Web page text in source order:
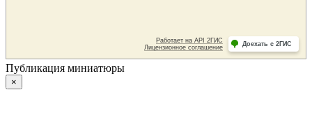
Публикация миниатюры
×